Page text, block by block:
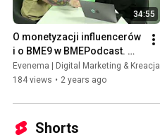
34:55
O monetyzacji influencerów
i o BME9 w BMEPodcast.
Adam Romanowski i Maciej
Grad. s01e01
Evenema | Digital Marketing & Kreacja
184 views • 2 years ago
Shorts